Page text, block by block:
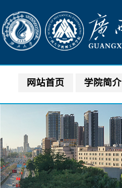
网站首页 学院简介